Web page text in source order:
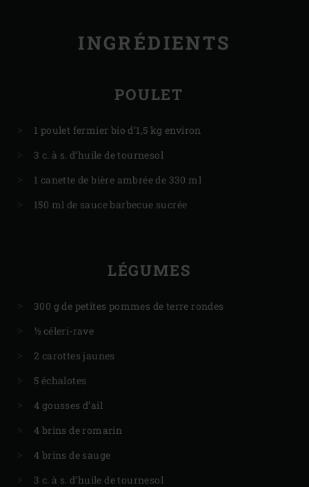
INGRÉDIENTS
POULET
1 poulet fermier bio d’1,5 kg environ
3 c. à s. d’huile de tournesol
1 canette de bière ambrée de 330 ml
150 ml de sauce barbecue sucrée
LÉGUMES
300 g de petites pommes de terre rondes
½ céleri-rave
2 carottes jaunes
5 échalotes
4 gousses d’ail
4 brins de romarin
4 brins de sauge
3 c. à s. d’huile de tournesol